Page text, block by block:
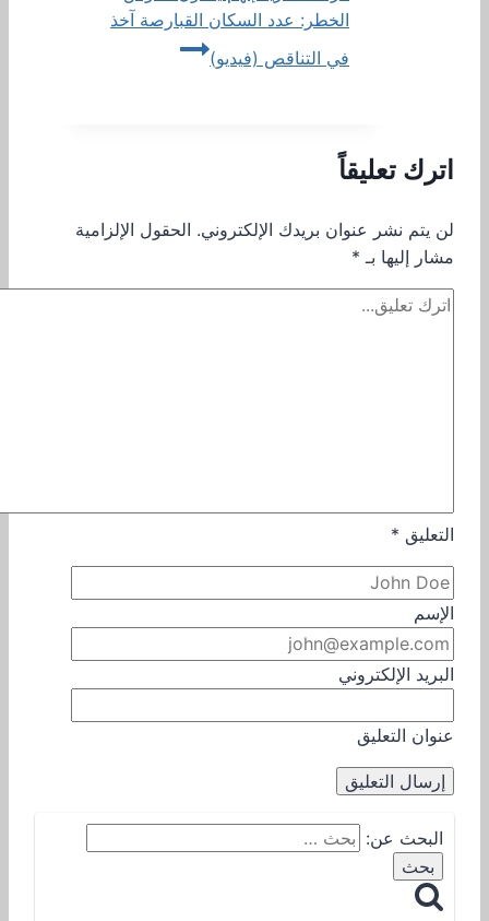
الخطر: عدد السكان القبارصة آخذ
في التناقص (فيديو)
اترك تعليقاً
لن يتم نشر عنوان بريدك الإلكتروني. الحقول الإلزامية
مشار إليها بـ *
التعليق *
الإسم
البريد الإلكتروني
عنوان التعليق
البحث عن: